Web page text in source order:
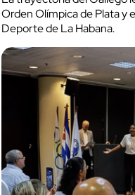
Orden Olímpica de Plata y
Deporte de La Habana.